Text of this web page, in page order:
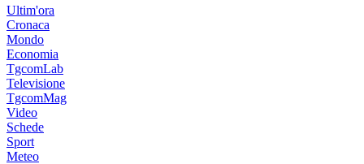
Ultim'ora
Cronaca
Mondo
Economia
TgcomLab
Televisione
TgcomMag
Video
Schede
Sport
Meteo